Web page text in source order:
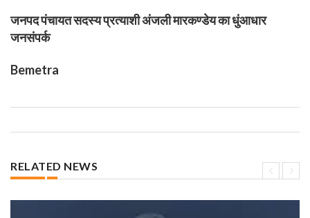
जनपद पंचायत सदस्य प्रत्याशी अंजली मारकण्डेय का धुंआधार
जनसंपर्क
Bemetra
RELATED NEWS